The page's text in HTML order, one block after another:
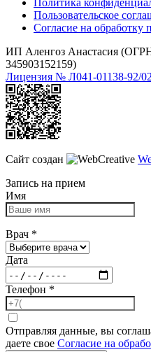
Политика
Пользовательское
Согласие на обработку
ИП Аленгоз Анастасия
345903152159)
Лицензия № Л041-01138-92/
Сайт создан
Запись на прием
Имя
Врач *
Дата
Телефон *
Отправляя данные, вы
даете свое Согласие на